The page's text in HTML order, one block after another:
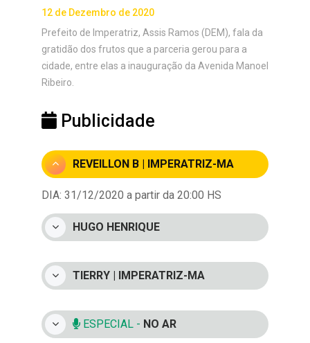
12 de Dezembro de 2020
Prefeito de Imperatriz, Assis Ramos (DEM), fala da
gratidão dos frutos que a parceria gerou para a
cidade, entre elas a inauguração da Avenida Manoel
Ribeiro.
Publicidade
REVEILLON B | IMPERATRIZ-MA
DIA: 31/12/2020 a partir da 20:00 HS
HUGO HENRIQUE
TIERRY | IMPERATRIZ-MA
ESPECIAL - NO AR